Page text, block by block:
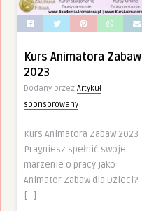
Kurs Animatora Zabaw
2023
Dodany przez Artykuł
sponsorowany
Kurs Animatora Zabaw 2023
Pragniesz spełnić swoje
marzenie o pracy jako
Animator Zabaw dla Dzieci?
[…]